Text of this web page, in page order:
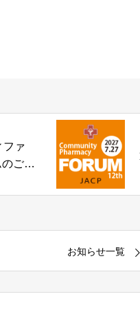
ファ
ご報
お知らせ一覧